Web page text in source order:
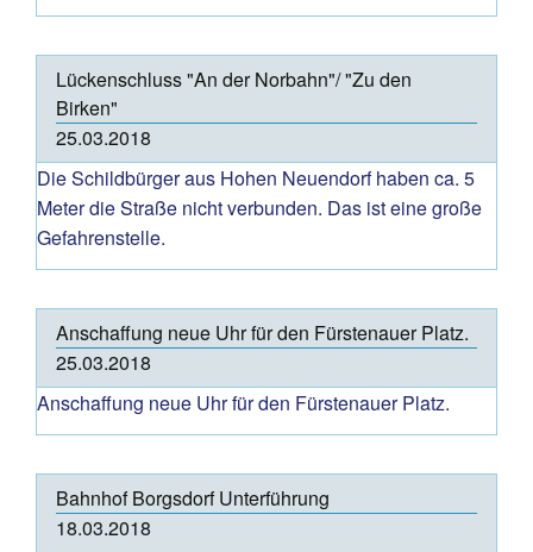
Lückenschluss "An der Norbahn"/ "Zu den
Birken"
25.03.2018
Die Schildbürger aus Hohen Neuendorf haben ca. 5
Meter die Straße nicht verbunden. Das ist eine große
Gefahrenstelle.
Anschaffung neue Uhr für den Fürstenauer Platz.
25.03.2018
Anschaffung neue Uhr für den Fürstenauer Platz.
Bahnhof Borgsdorf Unterführung
18.03.2018